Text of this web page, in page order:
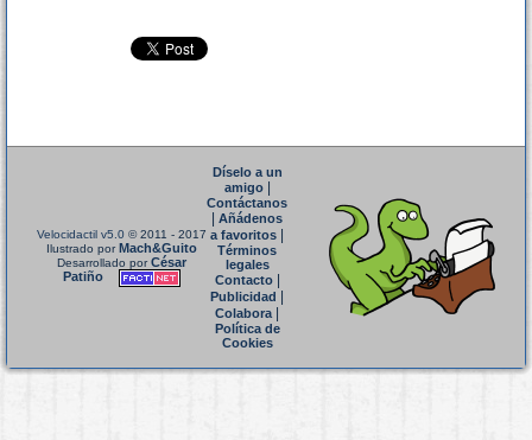
Velocidactil v5.0 © 2011 - 2017
Ilustrado porMach&Guito
Desarrollado porCésar
Patiño
Díselo a un
amigo|
Contáctanos
Añádenos
a favoritos
Términos
legales
Contacto|
Publicidad
Colabora|
Política de
Cookies